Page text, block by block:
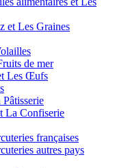
et Les Graines
de mer
Les Œufs
La Confiserie
françaises
autres pays